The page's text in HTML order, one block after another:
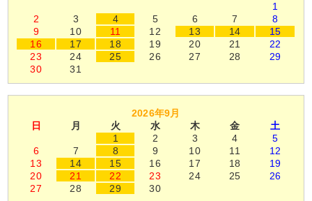
1
2
3 4 5 6 7
8
9
10 11 12 13 14
15
16
17 18 19 20 21
22
23
24 25 26 27 28
29
30
31
2026年9月
日
月 火 水 木 金
土
1
2 3 4
5
6
7 8 9 10 11
12
13
14 15 16 17 18
19
20
21 22 23 24 25
26
27
28 29 30